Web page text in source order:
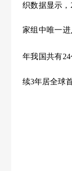
织数据显示，
家组中唯一
年我国共有24
续3年居全球